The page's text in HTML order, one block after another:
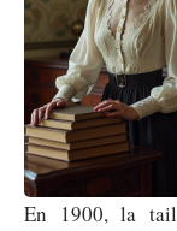
En 1900, la